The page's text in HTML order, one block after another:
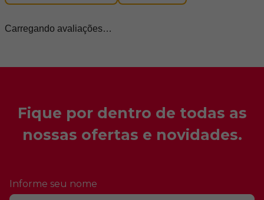
Carregando avaliações…
Fique por dentro de todas as
nossas ofertas e novidades.
Informe seu nome